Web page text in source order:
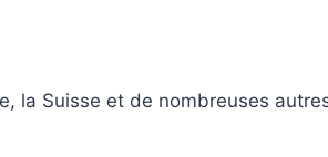
la Suisse et de nombreuses